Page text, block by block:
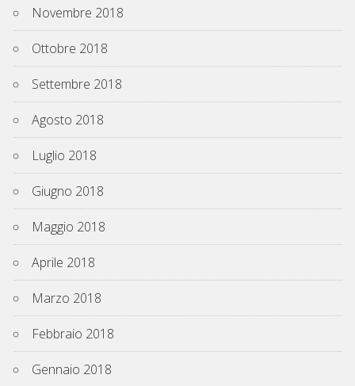
Novembre 2018
Ottobre 2018
Settembre 2018
Agosto 2018
Luglio 2018
Giugno 2018
Maggio 2018
Aprile 2018
Marzo 2018
Febbraio 2018
Gennaio 2018